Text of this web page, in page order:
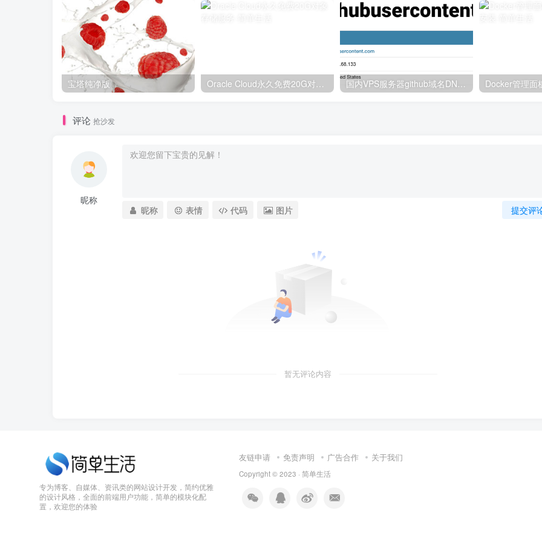
宝塔纯净版 国内VPS服务器github域名DNS 解析被污染的解决方法
评论 抢沙发
昵称
提交评
昵称 表情 代码 图片
暂无评论内容
专为博客、自媒体、资讯类的网站设计开发，简约优雅
的设计风格，全面的前端用户功能，简单的模块化配
置，欢迎您的体验
友链申请 免责声明 广告合作 关于我们
Copyright © 2023 · 简单生活